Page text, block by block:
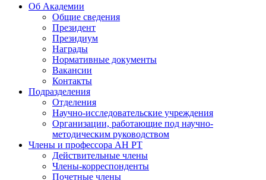
Об Академии
Общие сведения
Президент
Президиум
Награды
Нормативные документы
Вакансии
Контакты
Подразделения
Отделения
Научно-исследовательские учреждения
Организации, работающие под научно-
методическим руководством
Члены и профессора АН РТ
Действительные члены
Члены-корреспонденты
Почетные члены